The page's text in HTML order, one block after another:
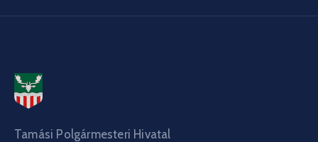
Tamási Polgármesteri Hivatal